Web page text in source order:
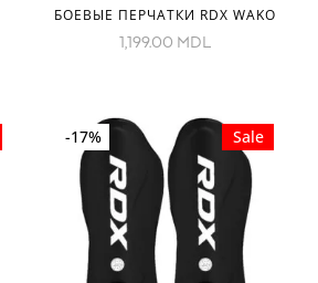
БОЕВЫЕ ПЕРЧАТКИ RDX WAKO
1,199.00 MDL
Sale
-17%